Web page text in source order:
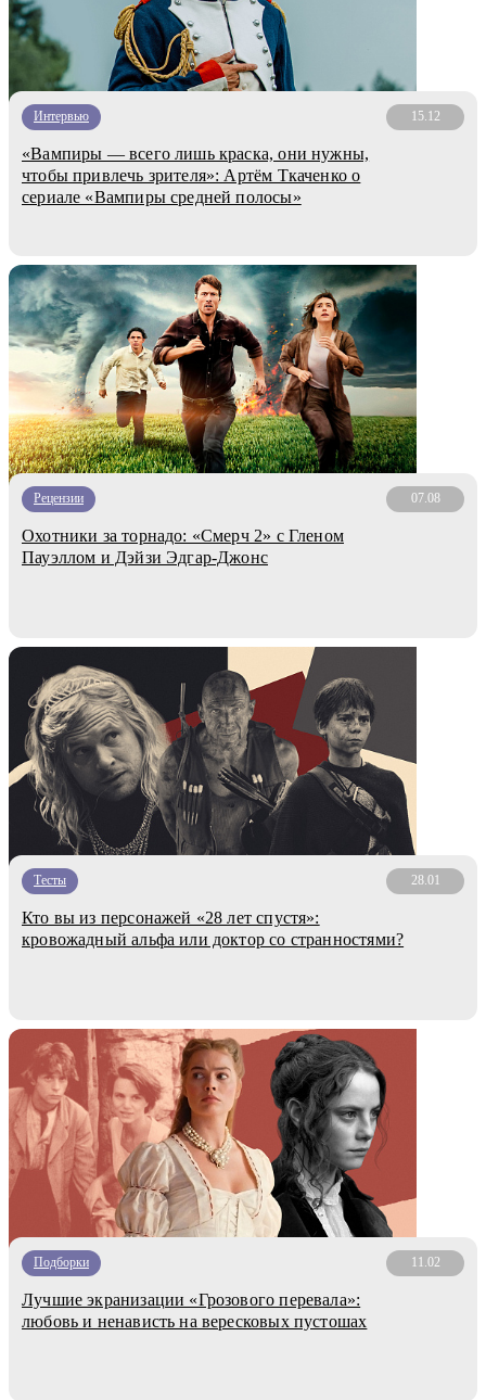
Интервью 15.12
«Вампиры — всего лишь краска, они нужны,
чтобы привлечь зрителя»: Артём Ткаченко о
сериале «Вампиры средней полосы»
Рецензии 07.08
Охотники за торнадо: «Смерч 2» с Гленом
Пауэллом и Дэйзи Эдгар-Джонс
Тесты 28.01
Кто вы из персонажей «28 лет спустя»:
кровожадный альфа или доктор со странностями?
Подборки 11.02
Лучшие экранизации «Грозового перевала»:
любовь и ненависть на вересковых пустошах